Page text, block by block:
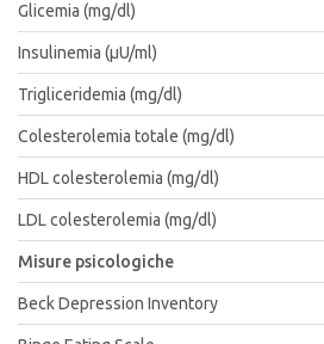
Glicemia (mg/dl)
Insulinemia (μU/ml)
Trigliceridemia (mg/dl)
Colesterolemia totale (mg/dl)
HDL colesterolemia (mg/dl)
LDL colesterolemia (mg/dl)
Misure psicologiche
Beck Depression Inventory